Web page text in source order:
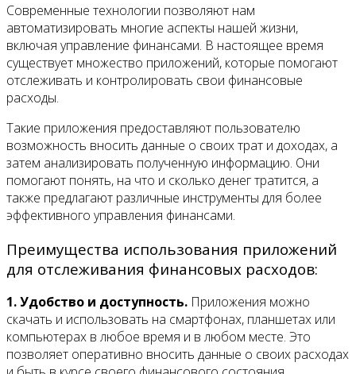
Современные технологии позволяют нам
автоматизировать многие аспекты нашей жизни,
включая управление финансами. В настоящее время
существует множество приложений, которые помогают
отслеживать и контролировать свои финансовые
расходы.
Такие приложения предоставляют пользователю
возможность вносить данные о своих трат и доходах, а
затем анализировать полученную информацию. Они
помогают понять, на что и сколько денег тратится, а
также предлагают различные инструменты для более
эффективного управления финансами.
Преимущества использования приложений
для отслеживания финансовых расходов:
1. Удобство и доступность. Приложения можно
скачать и использовать на смартфонах, планшетах или
компьютерах в любое время и в любом месте. Это
позволяет оперативно вносить данные о своих расходах